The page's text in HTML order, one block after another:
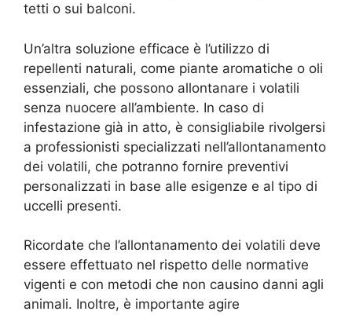
tetti o sui balconi.
Un’altra soluzione efficace è l’utilizzo di
repellenti naturali, come piante aromatiche o oli
essenziali, che possono allontanare i volatili
senza nuocere all’ambiente. In caso di
infestazione già in atto, è consigliabile rivolgersi
a professionisti specializzati nell’allontanamento
dei volatili, che potranno fornire preventivi
personalizzati in base alle esigenze e al tipo di
uccelli presenti.
Ricordate che l’allontanamento dei volatili deve
essere effettuato nel rispetto delle normative
vigenti e con metodi che non causino danni agli
animali. Inoltre, è importante agire